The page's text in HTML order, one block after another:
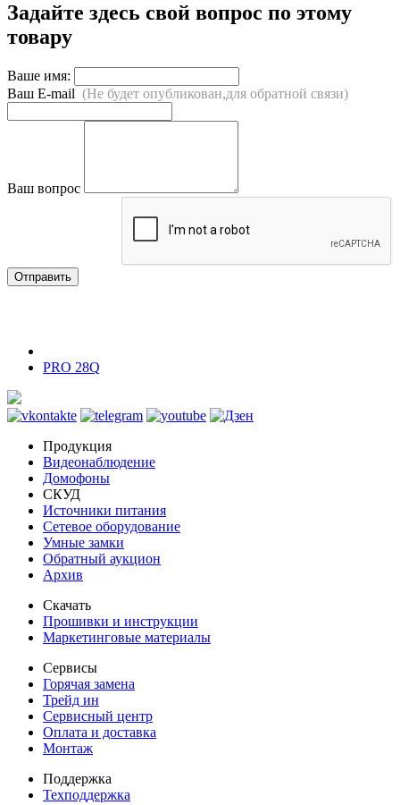
Задайте здесь свой вопрос по этому
товару
Ваше имя:
Ваш E-mail (Не будет опубликован,для обратной связи)
Ваш вопрос
Отправить
PRO 28Q
Продукция
Видеонаблюдение
Домофоны
СКУД
Источники питания
Сетевое оборудование
Умные замки
Обратный аукцион
Архив
Скачать
Прошивки и инструкции
Маркетинговые материалы
Сервисы
Горячая замена
Трейд ин
Сервисный центр
Оплата и доставка
Монтаж
Поддержка
Техподдержка